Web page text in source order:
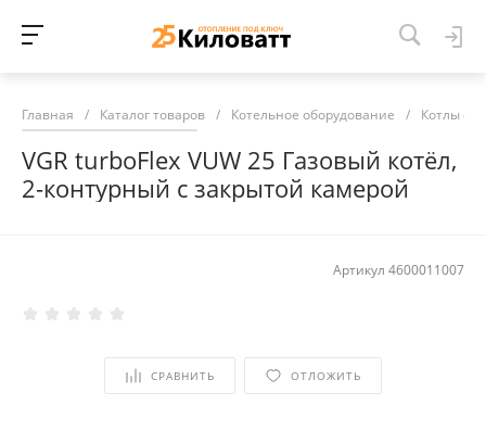
Главная / Каталог товаров / Котельное оборудование / Котлы
VGR turboFlex VUW 25 Газовый котёл,
2-контурный с закрытой камерой
Артикул 4600011007
СРАВНИТЬ ОТЛОЖИТЬ